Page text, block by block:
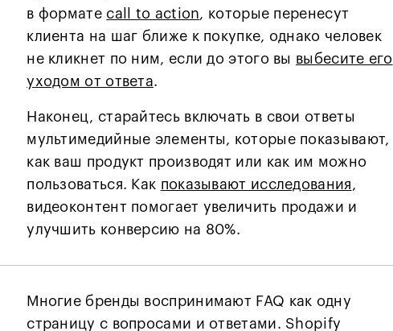
в формате call to action, которые перенесут
клиента на шаг ближе к покупке, однако человек
не кликнет по ним, если до этого вы выбесите его
уходом от ответа.
Наконец, старайтесь включать в свои ответы
мультимедийные элементы, которые показывают,
как ваш продукт производят или как им можно
пользоваться. Как показывают исследования ,
видеоконтент помогает увеличить продажи и
улучшить конверсию на 80%.
Многие бренды воспринимают FAQ как одну
страницу с вопросами и ответами. Shopify